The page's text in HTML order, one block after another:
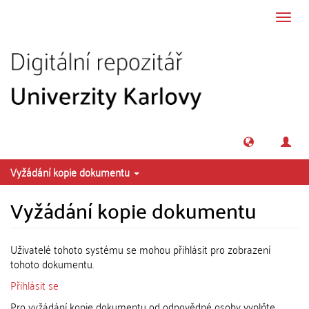
Vyžádání kopie dokumentu
Vyžádání kopie dokumentu
Uživatelé tohoto systému se mohou přihlásit pro zobrazení
tohoto dokumentu.
Přihlásit se